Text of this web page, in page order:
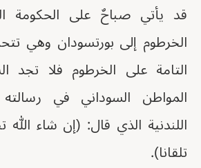
قد يأتي صباحٌ على الحكومة
الخرطوم إلى بورتسودان وهي
التامة على الخرطوم فلا
المواطن السوداني في
اللندنية الذي قال: (إن شاء
تلقانا).